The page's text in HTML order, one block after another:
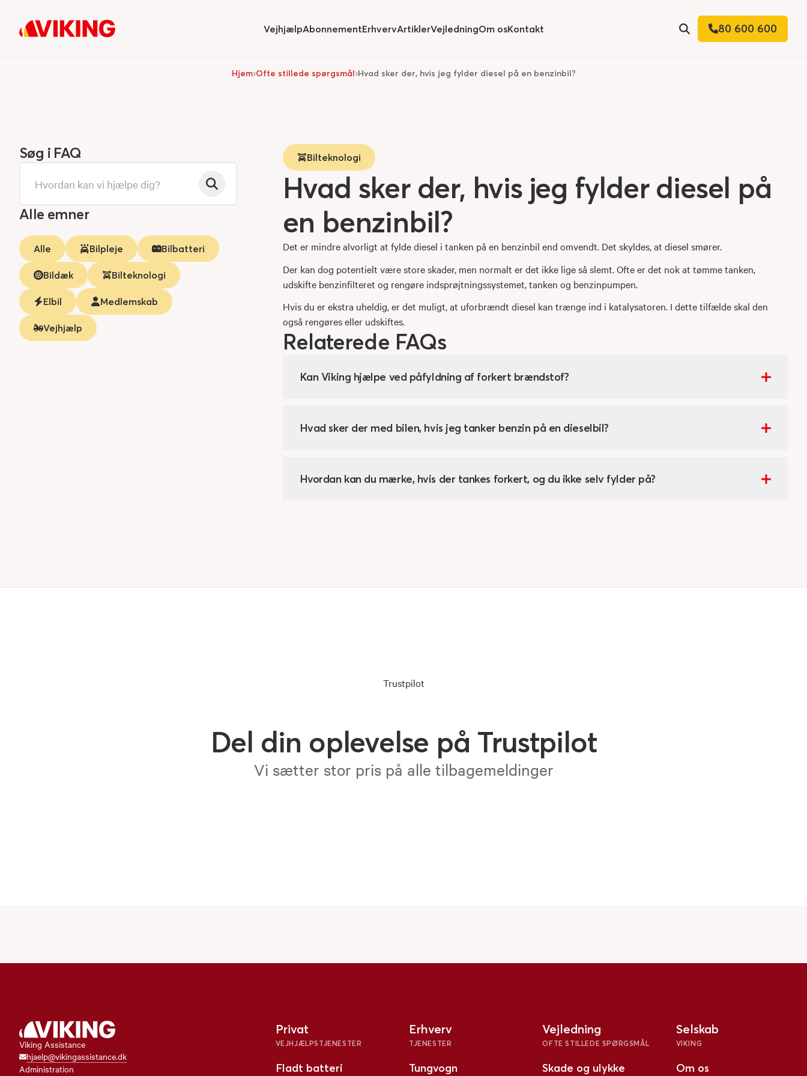
Hidesubmenu for
VejhjælpAbonnement
Hide submenu for
Erhverv
Hidesubmenu for
ArtiklerVejledning
Hidesubmenu for
Om osKontakt
Søg
80 600 600
Hjem Ofte stillede spørgsmål Hvad sker der, hvis jeg fylder diesel på en benzinbil?
Bilteknologi
Hvad sker der, hvis jeg fylder diesel på
en benzinbil?
Det er mindre alvorligt at fylde diesel i tanken på en benzinbil end omvendt. Det skyldes, at diesel smører.
Der kan dog potentielt være store skader, men normalt er det ikke lige så slemt. Ofte er det nok at tømme tanken,
udskifte benzinfilteret og rengøre indsprøjtningssystemet, tanken og benzinpumpen.
Hvis du er ekstra uheldig, er det muligt, at uforbrændt diesel kan trænge ind i katalysatoren. I dette tilfælde skal den
også rengøres eller udskiftes.
Relaterede FAQs
Kan Viking hjælpe ved påfyldning af forkert brændstof?
Hvad sker der med bilen, hvis jeg tanker benzin på en dieselbil?
Hvordan kan du mærke, hvis der tankes forkert, og du ikke selv fylder på?
Søg i FAQ
Alle emner
Alle Bilpleje Bilbatteri
Bildæk Bilteknologi
Elbil Medlemskab
Vejhjælp
Trustpilot
Del din oplevelse på Trustpilot
Vi sætter stor pris på alle tilbagemeldinger
Viking Assistance
hjaelp@vikingassistance.dk
Administration
Privat
VEJHJÆLPSTJENESTER
Fladt batteri
Erhverv
TJENESTER
Tungvogn
Vejledning
OFTE STILLEDE SPØRGSMÅL
Skade og ulykke
Selskab
VIKING
Om os